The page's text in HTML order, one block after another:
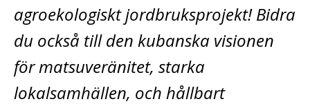
agroekologiskt jordbruksprojekt! Bidra
du också till den kubanska visionen
för matsuveränitet, starka
lokalsamhällen, och hållbart